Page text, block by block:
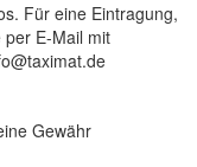
Für eine Eintragung,
E-Mail mit
Gewähr